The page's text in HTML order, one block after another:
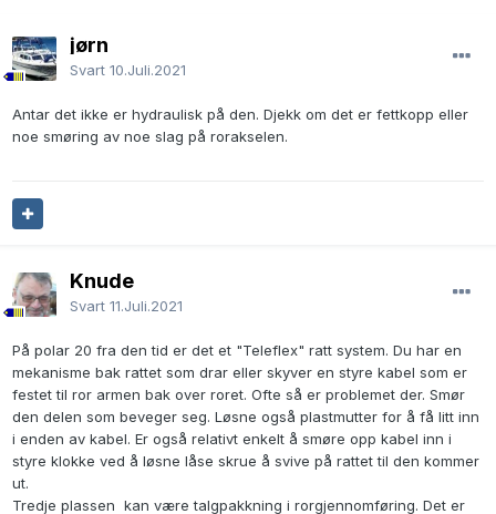
jørn
Svart 10.Juli.2021
Antar det ikke er hydraulisk på den. Djekk om det er fettkopp eller
noe smøring av noe slag på rorakselen.
Knude
Svart 11.Juli.2021
På polar 20 fra den tid er det et "Teleflex" ratt system. Du har en
mekanisme bak rattet som drar eller skyver en styre kabel som er
festet til ror armen bak over roret. Ofte så er problemet der. Smør
den delen som beveger seg. Løsne også plastmutter for å få litt inn
i enden av kabel. Er også relativt enkelt å smøre opp kabel inn i
styre klokke ved å løsne låse skrue å svive på rattet til den kommer
ut.
Tredje plassen kan være talgpakkning i rorgjennomføring. Det er